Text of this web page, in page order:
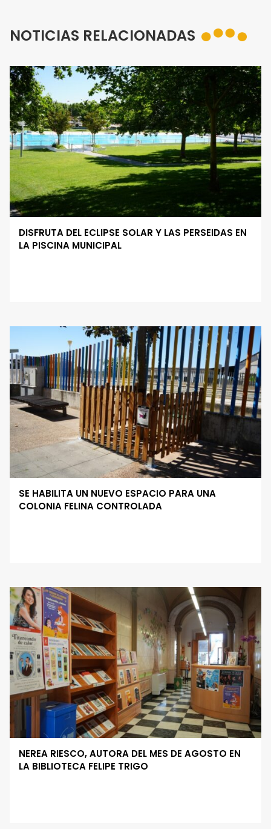
NOTICIAS RELACIONADAS
DISFRUTA DEL ECLIPSE SOLAR Y LAS PERSEIDAS EN
LA PISCINA MUNICIPAL
SE HABILITA UN NUEVO ESPACIO PARA UNA
COLONIA FELINA CONTROLADA
NEREA RIESCO, AUTORA DEL MES DE AGOSTO EN
LA BIBLIOTECA FELIPE TRIGO